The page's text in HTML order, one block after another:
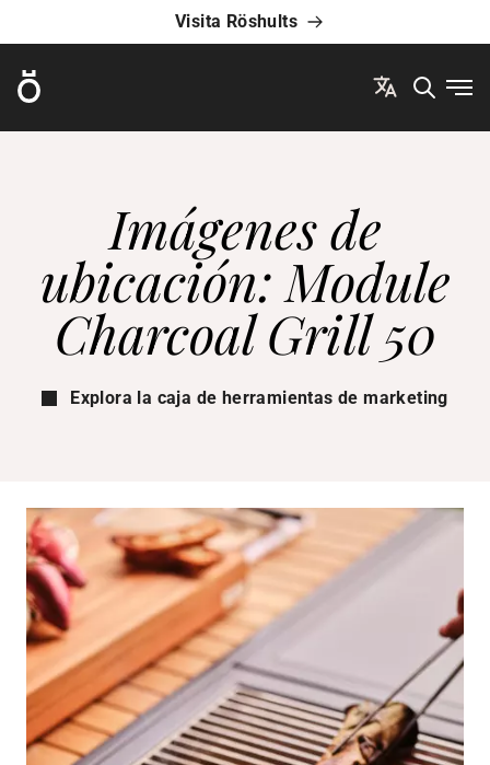
Visita Röshults
Röshults
Imágenes de
ubicación: Module
Charcoal Grill 50
Explora la caja de herramientas de marketing